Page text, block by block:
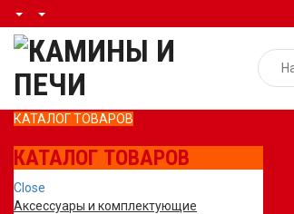
КАТАЛОГ ТОВАРОВ
КАТАЛОГ ТОВАРОВ
Close
Аксессуары и комплектующие